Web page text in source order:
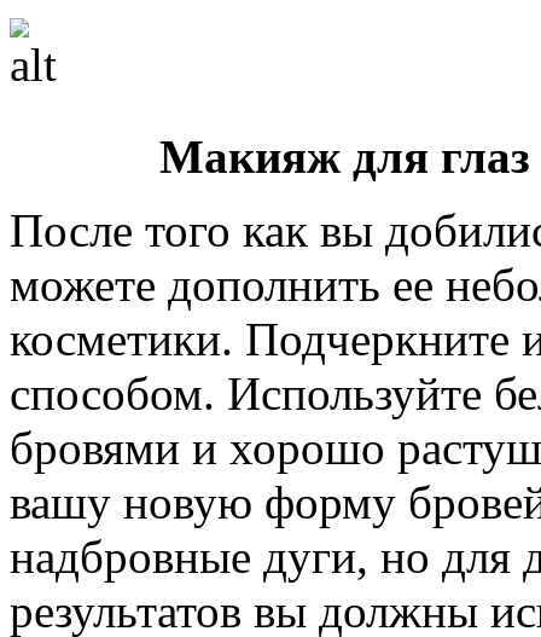
Макияж для
После того как вы
можете дополнить ее
косметики. Подчеркните
способом. Используйте
бровями и хорошо
вашу новую форму
надбровные дуги, но для
результатов вы должны